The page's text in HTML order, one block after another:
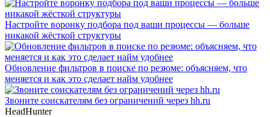
Настройте воронку подбора под ваши процессы — больше
никакой жёсткой структуры
Обновление фильтров в поиске по резюме: объясняем, что
меняется и как это сделает найм удобнее
Звоните соискателям без ограничений через hh.ru
HeadHunter